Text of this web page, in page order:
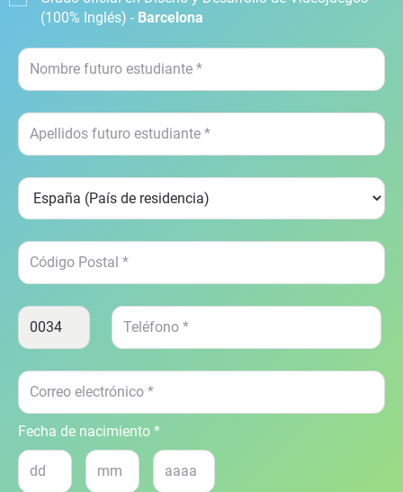
(100% Inglés) - Barcelona
Fecha de nacimiento *